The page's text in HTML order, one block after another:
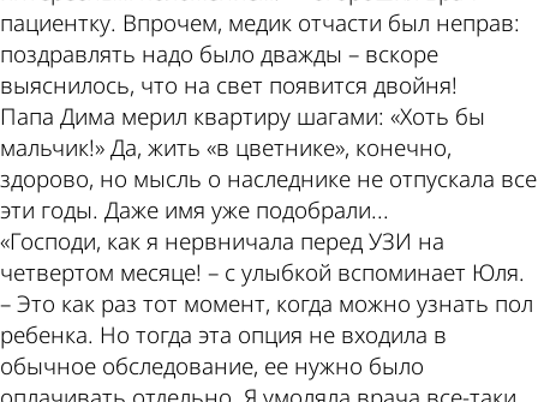
пациентку. Впрочем, медик отчасти был неправ:
поздравлять надо было дважды – вскоре
выяснилось, что на свет появится двойня!
Папа Дима мерил квартиру шагами: «Хоть бы
мальчик!» Да, жить «в цветнике», конечно,
здорово, но мысль о наследнике не отпускала все
эти годы. Даже имя уже подобрали...
«Господи, как я нервничала перед УЗИ на
четвертом месяце! – с улыбкой вспоминает Юля.
– Это как раз тот момент, когда можно узнать пол
ребенка. Но тогда эта опция не входила в
обычное обследование, ее нужно было